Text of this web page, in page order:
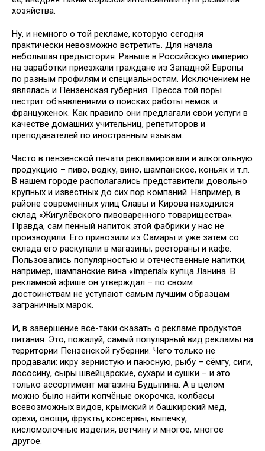
хозяйства.
Ну, и немного о той рекламе, которую сегодня
практически невозможно встретить. Для начала
небольшая предыстория. Раньше в Российскую империю
на заработки приезжали граждане из Западной Европы
по разным профилям и специальностям. Исключением не
являлась и Пензенская губерния. Пресса той поры
пестрит объявлениями о поисках работы немок и
француженок. Как правило они предлагали свои услуги в
качестве домашних учительниц, репетиторов и
преподавателей по иностранным языкам.
Часто в пензенской печати рекламировали и алкогольную
продукцию – пиво, водку, вино, шампанское, коньяк и т.п.
В нашем городе располагались представители довольно
крупных и известных до сих пор компаний. Например, в
районе современных улиц Славы и Кирова находился
склад «Жигулёвского пивоваренного товарищества».
Правда, сам пенный напиток этой фабрики у нас не
производили. Его привозили из Самары и уже затем со
склада его раскупали в магазины, рестораны и кафе.
Пользовались популярностью и отечественные напитки,
например, шампанские вина «Imperial» купца Ланина. В
рекламной афише он утверждал – по своим
достоинствам не уступают самым лучшим образцам
заграничных марок.
И, в завершение всё-таки сказать о рекламе продуктов
питания. Это, пожалуй, самый популярный вид рекламы на
территории Пензенской губернии. Чего только не
продавали: икру зернистую и паюсную, рыбу – сёмгу, сиги,
лососину, сыры швейцарские, сухари и сушки – и это
только ассортимент магазина Будылина. А в целом
можно было найти копчёные окорочка, колбасы
всевозможных видов, крымский и башкирский мёд,
орехи, овощи, фрукты, консервы, выпечку,
кисломолочные изделия, ветчину и многое, многое
другое.